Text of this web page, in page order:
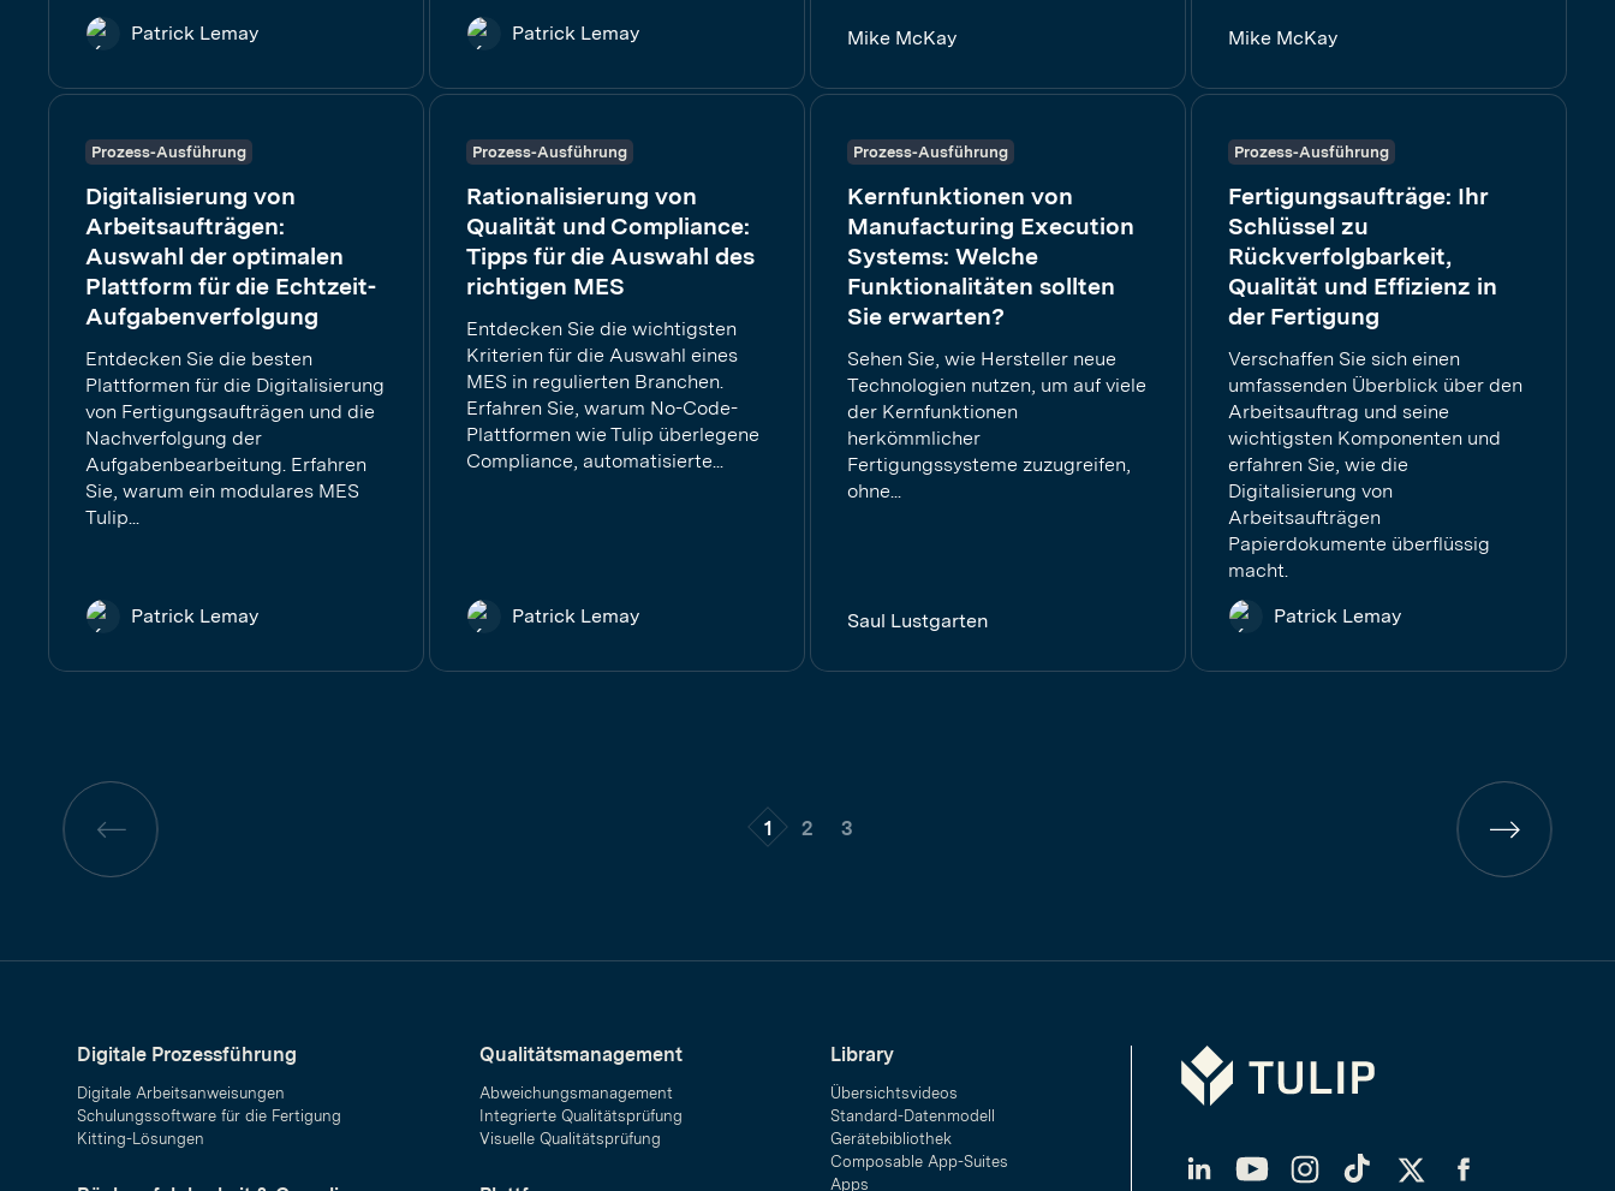
Patrick Lemay
Patrick Lemay Mike McKay Mike McKay
Prozess-Ausführung
Digitalisierung von
Arbeitsaufträgen:
Auswahl der optimalen
Plattform für die Echtzeit-
Aufgabenverfolgung
Entdecken Sie die besten
Plattformen für die Digitalisierung
von Fertigungsaufträgen und die
Nachverfolgung der
Aufgabenbearbeitung. Erfahren
Sie, warum ein modulares MES
Tulip...
Patrick Lemay
Prozess-Ausführung
Rationalisierung von
Qualität und Compliance:
Tipps für die Auswahl des
richtigen MES
Entdecken Sie die wichtigsten
Kriterien für die Auswahl eines
MES in regulierten Branchen.
Erfahren Sie, warum No-Code-
Plattformen wie Tulip überlegene
Compliance, automatisierte...
Patrick Lemay
Prozess-Ausführung
Kernfunktionen von
Manufacturing Execution
Systems: Welche
Funktionalitäten sollten
Sie erwarten?
Sehen Sie, wie Hersteller neue
Technologien nutzen, um auf viele
der Kernfunktionen
herkömmlicher
Fertigungssysteme zuzugreifen,
ohne...
Saul Lustgarten
Prozess-Ausführung
Fertigungsaufträge: Ihr
Schlüssel zu
Rückverfolgbarkeit,
Qualität und Effizienz in
der Fertigung
Verschaffen Sie sich einen
umfassenden Überblick über den
Arbeitsauftrag und seine
wichtigsten Komponenten und
erfahren Sie, wie die
Digitalisierung von
Arbeitsaufträgen
Papierdokumente überflüssig
macht.
Patrick Lemay
Vorherige
Seite
1 2 3
Vorherige
Seite
Digitale Prozessführung
Digitale Arbeitsanweisungen
Schulungssoftware für die Fertigung
Kitting-Lösungen
Qualitätsmanagement
Abweichungsmanagement
Integrierte Qualitätsprüfung
Visuelle Qualitätsprüfung
Library
Übersichtsvideos
Standard-Datenmodell
Gerätebibliothek
Composable App-Suites
Apps
Tulip
LinkedInYouTubeInstagramTikTokTwitterFacebook